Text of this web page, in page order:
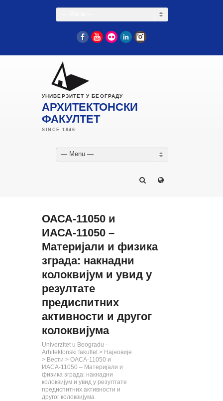
FacebookYouTube
Flickr LinkedIn
УНИВЕРЗИТЕТ У БЕОГРАДУ
АРХИТЕКТОНСКИ
ФАКУЛТЕТ
— Menu —
ОАСА-11050 и
ИАСА-11050 –
Материјали и физика
зграда: накнадни
колоквијум и увид у
резултате
предиспитних
активности и другог
колоквијума
Univerzitet u Beogradu -
Arhitektonski fakultet > Најновије
> Вести > ОАСА-11050 и
ИАСА-11050 – Материјали и
физика зграда: накнадни
колоквијум и увид у резултате
предиспитних активности и
другог колоквијума